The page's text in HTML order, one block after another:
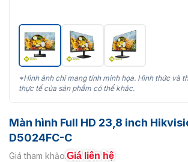
*Hình ảnh chỉ mang tính minh họa. Hình thức và
thực tế của sản phẩm có thể khác.
Màn hình Full HD 23,8 inch
D5024FC-C
Giá tham khảo:Giá liên hệ